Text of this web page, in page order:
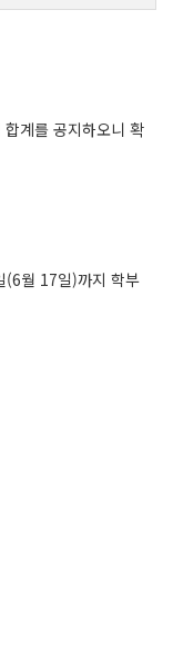
계를 공지하오니 확
(6월 17일)까지 학부